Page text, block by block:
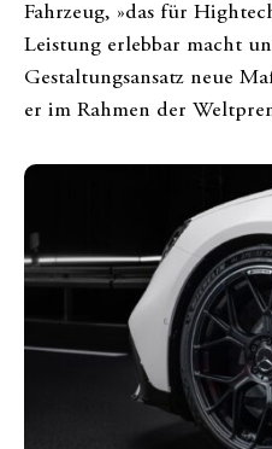
Fahrzeug, »das für
Leistung erlebbar macht
Gestaltungsansatz neue
er im Rahmen der